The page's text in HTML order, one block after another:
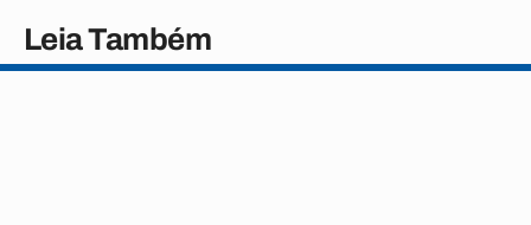
Leia Também